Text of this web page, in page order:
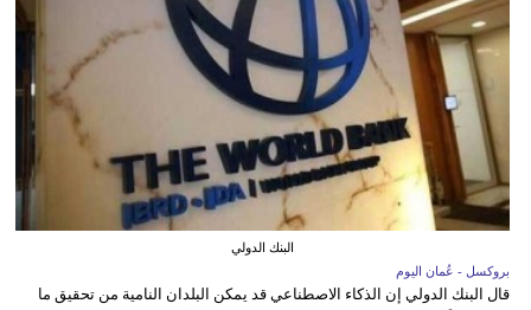
البنك الدولي
بروكسل - عُمان اليوم
قال البنك الدولي إن الذكاء الاصطناعي قد يمكن البلدان النامية من تحقيق ما